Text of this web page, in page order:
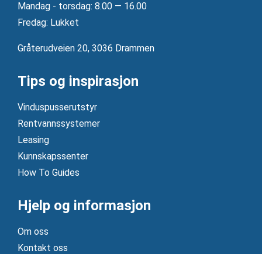
Mandag ‐ torsdag: 8.00 — 16.00
Fredag: Lukket
Gråterudveien 20, 3036 Drammen
Tips og inspirasjon
Vinduspusserutstyr
Rentvannssystemer
Leasing
Kunnskapssenter
How To Guides
Hjelp og informasjon
Om oss
Kontakt oss